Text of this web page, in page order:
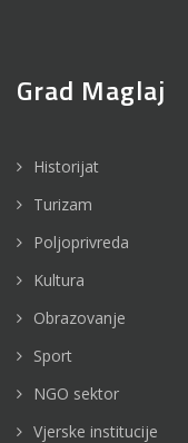
Grad Maglaj
Historijat
Turizam
Poljoprivreda
Kultura
Obrazovanje
Sport
NGO sektor
Vjerske institucije